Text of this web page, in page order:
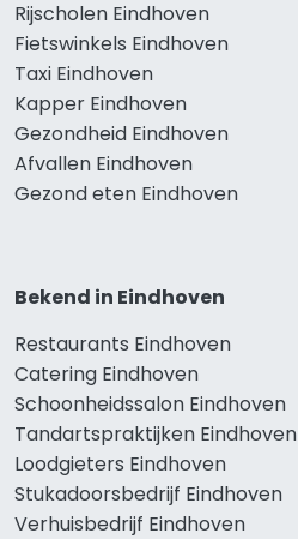
Rijscholen Eindhoven
Fietswinkels Eindhoven
Taxi Eindhoven
Kapper Eindhoven
Gezondheid Eindhoven
Afvallen Eindhoven
Gezond eten Eindhoven
Bekend in Eindhoven
Restaurants Eindhoven
Catering Eindhoven
Schoonheidssalon Eindhoven
Tandartspraktijken Eindhoven
Loodgieters Eindhoven
Stukadoorsbedrijf Eindhoven
Verhuisbedrijf Eindhoven